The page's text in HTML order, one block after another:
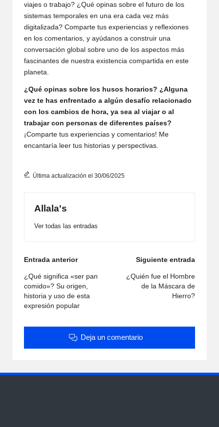
viajes o trabajo? ¿Qué opinas sobre el futuro de los
sistemas temporales en una era cada vez más
digitalizada? Comparte tus experiencias y reflexiones
en los comentarios, y ayúdanos a construir una
conversación global sobre uno de los aspectos más
fascinantes de nuestra existencia compartida en este
planeta.
¿Qué opinas sobre los husos horarios? ¿Alguna
vez te has enfrentado a algún desafío relacionado
con los cambios de hora, ya sea al viajar o al
trabajar con personas de diferentes países?
¡Comparte tus experiencias y comentarios! Me
encantaría leer tus historias y perspectivas.
Última actualización el 30/06/2025
Allala's
Ver todas las entradas
Navegación
de
entradas
Entrada anterior
¿Qué significa «ser pan
comido»? Su origen,
historia y uso de esta
expresión popular
Siguiente entrada
¿Quién fue el Hombre
de la Máscara de
Hierro?
Deja un comentario